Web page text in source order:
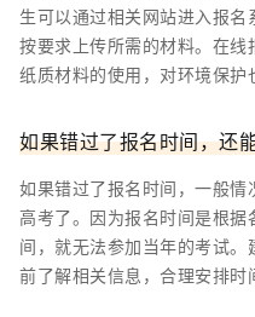
生可以通过相关网站进入报
按要求上传所需的材料。在
纸质材料的使用，对环境保护
如果错过了报名时间，还
如果错过了报名时间，一般
高考了。因为报名时间是根
间，就无法参加当年的考试
前了解相关信息，合理安排时